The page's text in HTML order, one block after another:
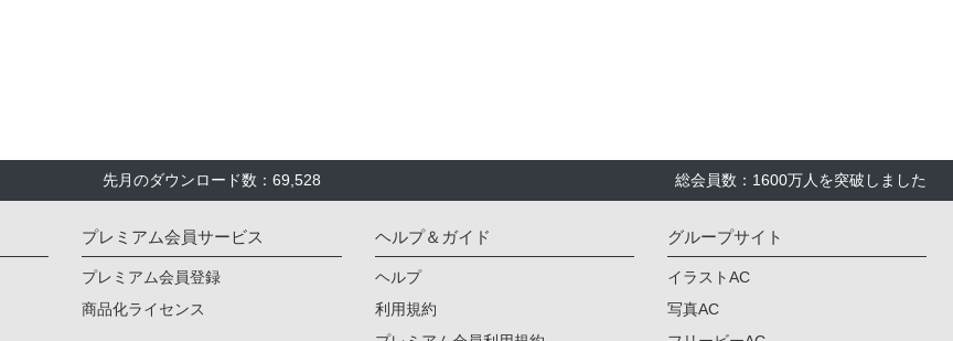
先月のダウンロード数：69,528 総会員数：1600万人を突破しました
プレミアム会員サービス
プレミアム会員登録
商品化ライセンス
ヘルプ＆ガイド
ヘルプ
利用規約
グループサイト
イラストAC
写真AC